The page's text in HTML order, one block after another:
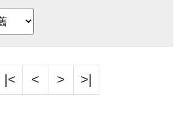
|< < > >|